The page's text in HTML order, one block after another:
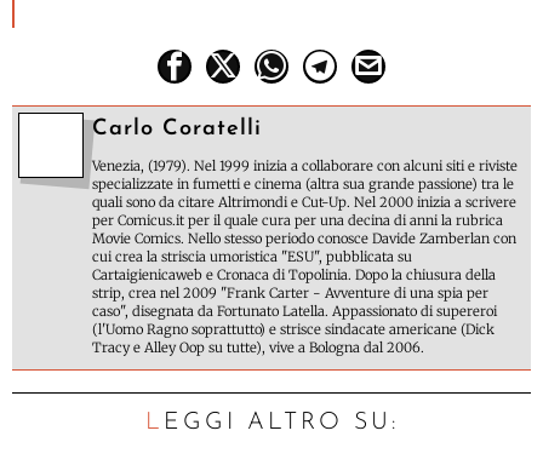
Carlo Coratelli
Venezia, (1979). Nel 1999 inizia a collaborare con alcuni siti e riviste
specializzate in fumetti e cinema (altra sua grande passione) tra le
quali sono da citare Altrimondi e Cut-Up. Nel 2000 inizia a scrivere
per Comicus.it per il quale cura per una decina di anni la rubrica
Movie Comics. Nello stesso periodo conosce Davide Zamberlan con
cui crea la striscia umoristica "ESU", pubblicata su
Cartaigienicaweb e Cronaca di Topolinia. Dopo la chiusura della
strip, crea nel 2009 "Frank Carter - Avventure di una spia per
caso", disegnata da Fortunato Latella. Appassionato di supereroi
(l'Uomo Ragno soprattutto) e strisce sindacate americane (Dick
Tracy e Alley Oop su tutte), vive a Bologna dal 2006.
LEGGI ALTRO SU: